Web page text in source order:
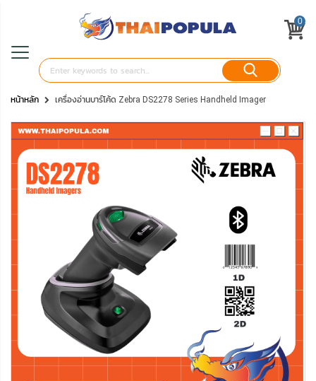
0
หน้าหลัก เครื่องอ่านบาร์โค้ด Zebra DS2278 Series Handheld Imager